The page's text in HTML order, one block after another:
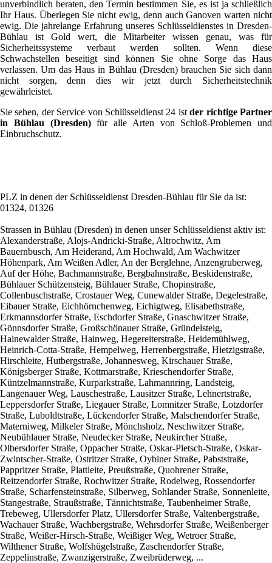
unverbindlich beraten, den Termin bestimmen Sie, es ist ja schließlich
Ihr Haus. Überlegen Sie nicht ewig, denn auch Ganoven warten nicht
ewig. Die jahrelange Erfahrung unseres Schlüsseldienstes in Dresden-
Bühlau ist Gold wert, die Mitarbeiter wissen genau, was für
Sicherheitssysteme verbaut werden sollten. Wenn diese
Schwachstellen beseitigt sind können Sie ohne Sorge das Haus
verlassen. Um das Haus in Bühlau (Dresden) brauchen Sie sich dann
nicht sorgen, denn dies wir jetzt durch Sicherheitstechnik
gewährleistet.
Sie sehen, der Service von Schlüsseldienst 24 istder richtige Partner
in Bühlau (Dresden)für alle Arten von Schloß-Problemen und
Einbruchschutz.
PLZ in denen der Schlüsseldienst Dresden-Bühlau für Sie da ist:
01324, 01326
Strassen in Bühlau (Dresden) in denen unser Schlüsseldienst aktiv ist:
Alexanderstraße, Alojs-Andricki-Straße, Altrochwitz, Am
Bauernbusch, Am Heiderand, Am Hochwald, Am Wachwitzer
Höhenpark, Am Weißen Adler, An der Berglehne, Anzengruberweg,
Auf der Höhe, Bachmannstraße, Bergbahnstraße, Beskidenstraße,
Bühlauer Schützensteig, Bühlauer Straße, Chopinstraße,
Collenbuschstraße, Crostauer Weg, Cunewalder Straße, Degelestraße,
Eibauer Straße, Eichhörnchenweg, Eichigtweg, Elisabethstraße,
Erkmannsdorfer Straße, Eschdorfer Straße, Gnaschwitzer Straße,
Gönnsdorfer Straße, Großschönauer Straße, Gründelsteig,
Hainewalder Straße, Hainweg, Hegereiterstraße, Heidemühlweg,
Heinrich-Cotta-Straße, Hempelweg, Herrenbergstraße, Hietzigstraße,
Hirschleite, Hutbergstraße, Johannesweg, Kirschauer Straße,
Königsberger Straße, Kottmarstraße, Krieschendorfer Straße,
Küntzelmannstraße, Kurparkstraße, Lahmannring, Landsteig,
Langenauer Weg, Lauschestraße, Lausitzer Straße, Lehnertstraße,
Leppersdorfer Straße, Liegauer Straße, Lomnitzer Straße, Lotzdorfer
Straße, Luboldtstraße, Lückendorfer Straße, Malschendorfer Straße,
Materniweg, Milkeler Straße, Mönchsholz, Neschwitzer Straße,
Neubühlauer Straße, Neudecker Straße, Neukircher Straße,
Olbersdorfer Straße, Oppacher Straße, Oskar-Pletsch-Straße, Oskar-
Zwintscher-Straße, Ostritzer Straße, Oybiner Straße, Pabststraße,
Pappritzer Straße, Plattleite, Preußstraße, Quohrener Straße,
Reitzendorfer Straße, Rochwitzer Straße, Rodelweg, Rossendorfer
Straße, Scharfensteinstraße, Silberweg, Sohlander Straße, Sonnenleite,
Stangestraße, Straußstraße, Tännichtstraße, Taubenheimer Straße,
Trebeweg, Ullersdorfer Platz, Ullersdorfer Straße, Valtenbergstraße,
Wachauer Straße, Wachbergstraße, Wehrsdorfer Straße, Weißenberger
Straße, Weißer-Hirsch-Straße, Weißiger Weg, Wetroer Straße,
Wilthener Straße, Wolfshügelstraße, Zaschendorfer Straße,
Zeppelinstraße, Zwanzigerstraße, Zweibrüderweg, ...